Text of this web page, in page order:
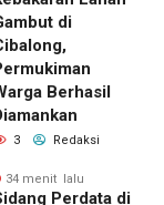
di
Berhasil
3 Redaksi
34 menit lalu
Perdata di